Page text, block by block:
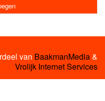
van BaakmanMedia&
Vrolijk Internet Services